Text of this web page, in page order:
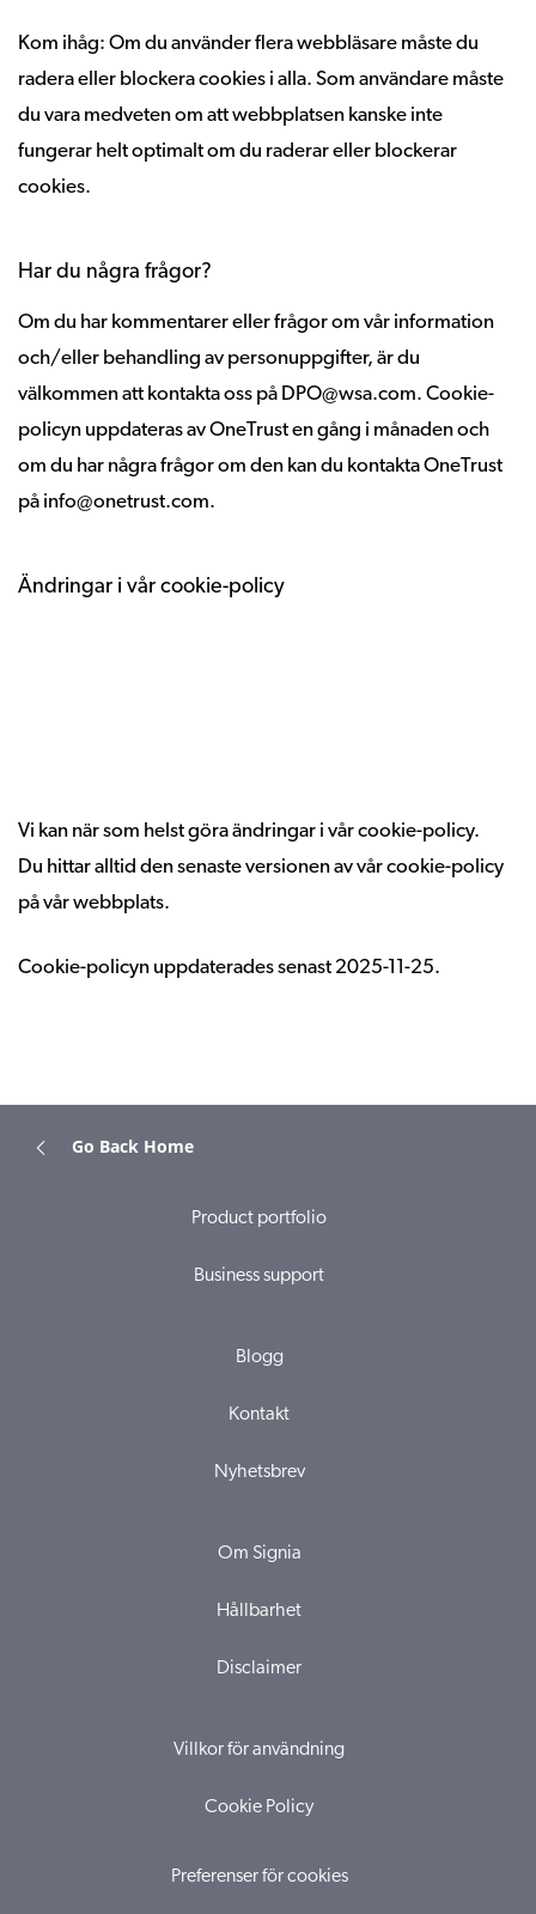
Kom ihåg: Om du använder flera webbläsare måste du
radera eller blockera cookies i alla. Som användare måste
du vara medveten om att webbplatsen kanske inte
fungerar helt optimalt om du raderar eller blockerar
cookies.
Har du några frågor?
Om du har kommentarer eller frågor om vår information
och/eller behandling av personuppgifter, är du
välkommen att kontakta oss på DPO@wsa.com. Cookie-
policyn uppdateras av OneTrust en gång i månaden och
om du har några frågor om den kan du kontakta OneTrust
på info@onetrust.com.
Ändringar i vår cookie-policy
Vi kan när som helst göra ändringar i vår cookie-policy.
Du hittar alltid den senaste versionen av vår cookie-policy
på vår webbplats.
Cookie-policyn uppdaterades senast 2025-11-25.
Go Back Home
Product portfolio
Business support
Blogg
Kontakt
Nyhetsbrev
Om Signia
Hållbarhet
Disclaimer
Villkor för användning
Cookie Policy
Preferenser för cookies